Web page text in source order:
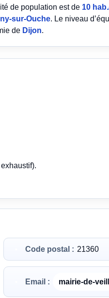
de population est de 10
sur-Ouche. Le niveau
de Dijon.
Code postal : 21360
Email : mairie-de-